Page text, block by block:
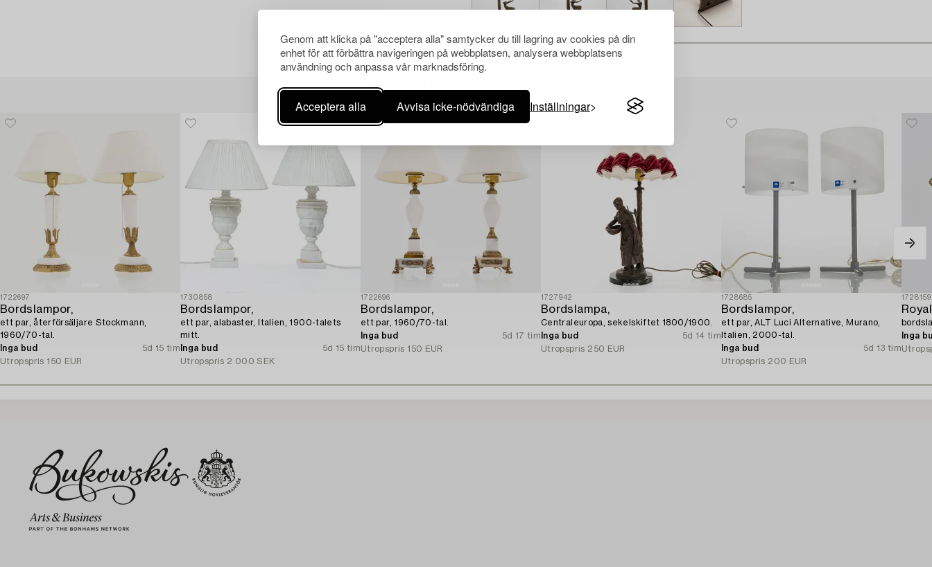
Genom att klicka på "acceptera alla" samtycker du till lagring av cookies på din
enhet för att förbättra navigeringen på webbplatsen, analysera webbplatsens
användning och anpassa vår marknadsföring.
Acceptera alla Avvisa icke-nödvändiga Inställningar
Andra har även tittat på
1722697
Bordslampor,
ett par, återförsäljare Stockmann,
1960/70-tal.
Inga bud
5d 15 tim
Utropspris 150 EUR
1730858
Bordslampor,
ett par, alabaster, Italien, 1900-talets
mitt.
Inga bud
5d 15 tim
Utropspris 2 000 SEK
1722696
Bordslampor,
ett par, 1960/70-tal.
Inga bud
5d 17 tim
Utropspris 150 EUR
1727942
Bordslampa,
Centraleuropa, sekelskiftet 1800/1900.
Inga bud
5d 14 tim
Utropspris 250 EUR
1728685
Bordslampor,
ett par, ALT Luci Alternative, Murano,
Italien, 2000-tal.
Inga bud
5d 13 tim
Utropspris 200 EUR
1728159
Inga